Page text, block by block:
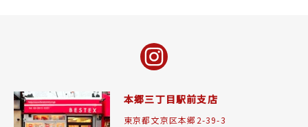
本郷三丁目駅前支店
東京都文京区本郷2-39-3